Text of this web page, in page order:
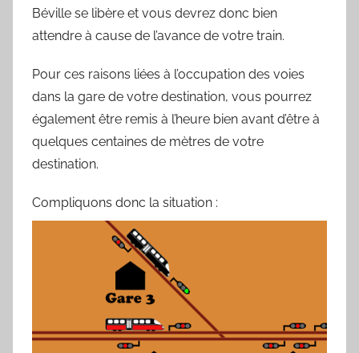
Béville se libère et vous devrez donc bien
attendre à cause de l’avance de votre train.
Pour ces raisons liées à l’occupation des voies
dans la gare de votre destination, vous pourrez
également être remis à l’heure bien avant d’être à
quelques centaines de mètres de votre
destination.
Compliquons donc la situation :